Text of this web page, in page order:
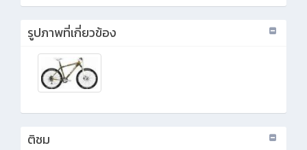
รูปภาพที่เกี่ยวข้อง
ติชม